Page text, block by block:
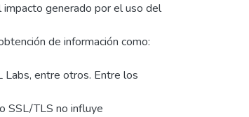
impacto generado por el uso del
de información como:
Labs, entre otros. Entre los
SSL/TLS no influye